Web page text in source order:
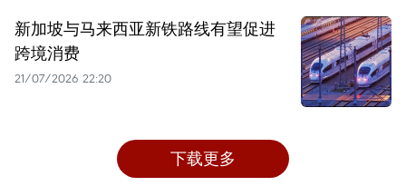
新加坡与马来西亚新铁路线有望促进
跨境消费
21/07/2026 22:20
下载更多